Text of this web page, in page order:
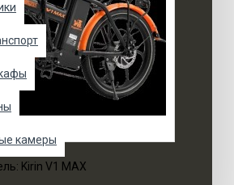
камеры
Kirin V1 MAX